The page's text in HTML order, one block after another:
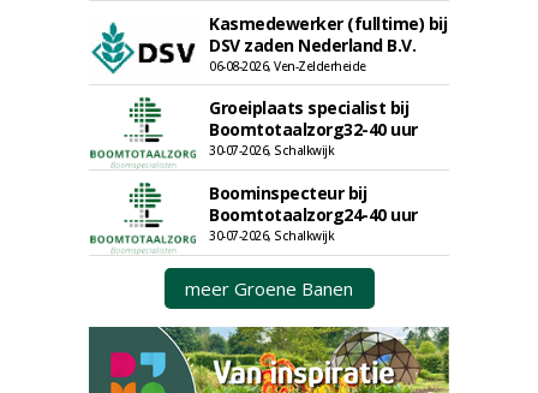
Kasmedewerker (fulltime) bij
DSV zaden Nederland B.V.
06-08-2026, Ven-Zelderheide
Groeiplaats specialist bij
Boomtotaalzorg32-40 uur
30-07-2026, Schalkwijk
Boominspecteur bij
Boomtotaalzorg24-40 uur
30-07-2026, Schalkwijk
meer Groene Banen